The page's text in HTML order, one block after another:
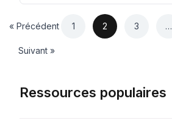
« Précédent 1 2 3 …
Suivant »
Ressources populaires